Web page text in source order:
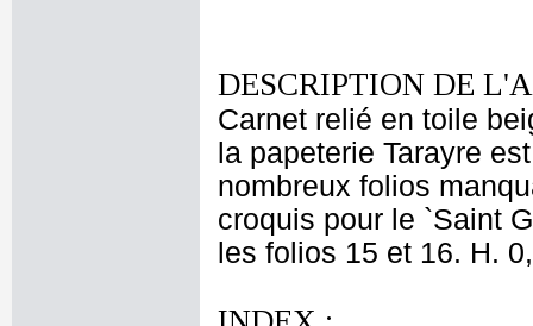
DESCRIPTION DE
Carnet relié en toile
la papeterie Tarayre
nombreux folios
croquis pour le `Saint
les folios 15 et 16. H.